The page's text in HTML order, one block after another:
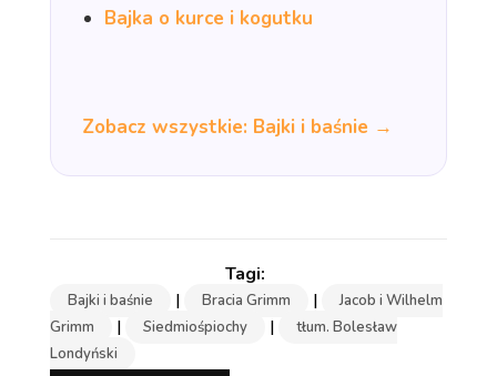
Bajka o kurce i kogutku
Zobacz wszystkie: Bajki i baśnie →
Bajki i baśnie | Bracia Grimm |
Jacob i Wilhelm
Grimm
| Siedmiośpiochy |
tłum. Bolesław
Londyński